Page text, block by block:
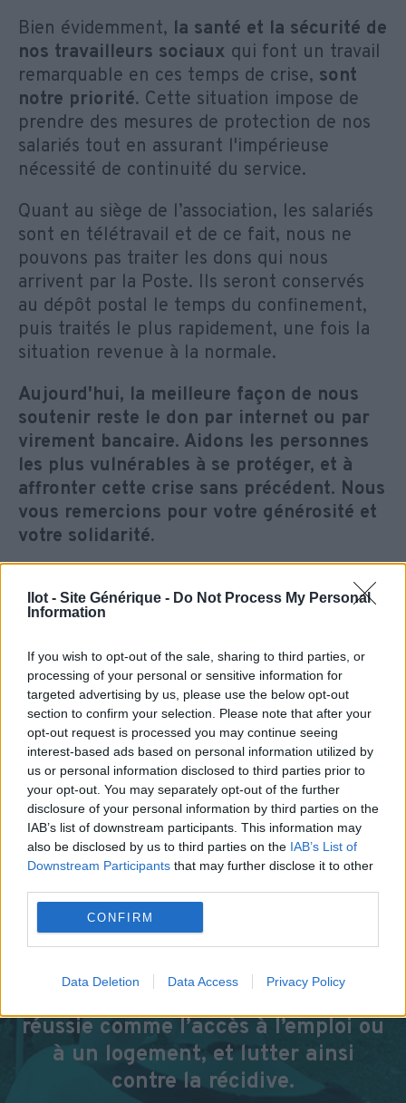
Ilot - Site Générique - Do Not Process My Personal
Information
If you wish to opt-out of the sale, sharing to third parties, or
processing of your personal or sensitive information for
targeted advertising by us, please use the below opt-out
section to confirm your selection. Please note that after your
opt-out request is processed you may continue seeing
interest-based ads based on personal information utilized by
us or personal information disclosed to third parties prior to
your opt-out. You may separately opt-out of the further
disclosure of your personal information by third parties on the
IAB’s list of downstream participants. This information may
also be disclosed by us to third parties on the IAB’s List of
Downstream Participants that may further disclose it to other
CONFIRM
Data Deletion Data Access Privacy Policy
Bien évidemment, la santé et la sécurité de
nos travailleurs sociaux qui font un travail
remarquable en ces temps de crise, sont
notre priorité. Cette situation impose de
prendre des mesures de protection de nos
salariés tout en assurant l'impérieuse
nécessité de continuité du service.
Quant au siège de l’association, les salariés
sont en télétravail et de ce fait, nous ne
pouvons pas traiter les dons qui nous
arrivent par la Poste. Ils seront conservés
au dépôt postal le temps du confinement,
puis traités le plus rapidement, une fois la
situation revenue à la normale.
Aujourd'hui, la meilleure façon de nous
soutenir reste le don par internet ou par
virement bancaire. Aidons les personnes
les plus vulnérables à se protéger, et à
affronter cette crise sans précédent. Nous
vous remercions pour votre générosité et
votre solidarité.
JE FAIS UN DON PAR INTERNET
JE FAIS UN DON PAR VIREMENT
NOUS AVONS BESOIN DE
VOUS !
Sans votre soutien, nous ne
pouvons mener à bien nos missions
et agir sur tous les facteurs
réussie comme l’accès à l’emploi ou
à un logement, et lutter ainsi
contre la récidive.